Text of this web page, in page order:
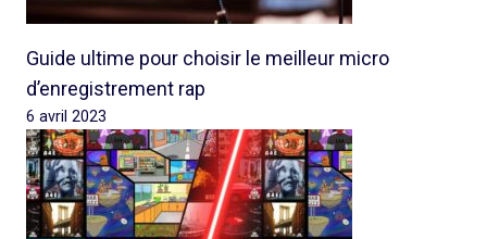
Guide ultime pour choisir le meilleur micro
d’enregistrement rap
6 avril 2023